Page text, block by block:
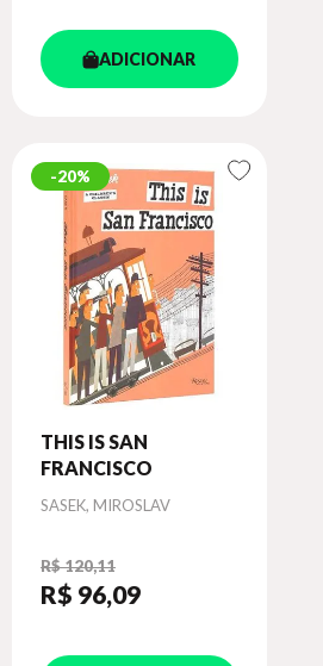
ADICIONAR
20%
THIS IS SAN
FRANCISCO
Autor
SASEK, MIROSLAV
R$ 120,11
R$ 96,09